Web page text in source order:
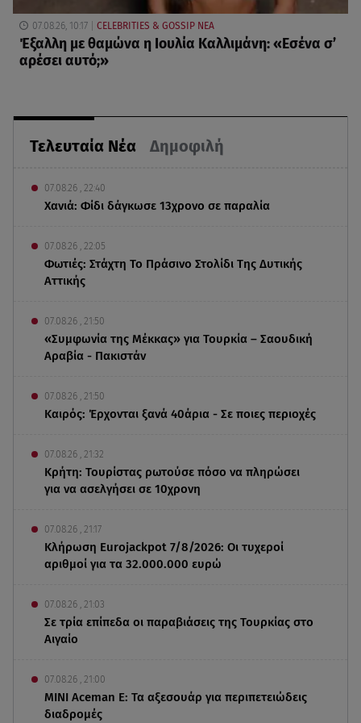
Τελευταία Νέα Δημοφιλή
07.08.26 , 22:40
Χανιά: Φίδι δάγκωσε 13χρονο σε παραλία
07.08.26 , 22:05
Φωτιές: Στάχτη Το Πράσινο Στολίδι Της Δυτικής
Αττικής
07.08.26 , 21:50
«Συμφωνία της Μέκκας» για Τουρκία – Σαουδική
Αραβία - Πακιστάν
07.08.26 , 21:50
Καιρός: Έρχονται ξανά 40άρια - Σε ποιες περιοχές
07.08.26 , 21:32
Κρήτη: Τουρίστας ρωτούσε πόσο να πληρώσει
για να ασελγήσει σε 10χρονη
07.08.26 , 21:17
Κλήρωση Eurojackpot 7/8/2026: Οι τυχεροί
αριθμοί για τα 32.000.000 ευρώ
07.08.26 , 21:03
Σε τρία επίπεδα οι παραβιάσεις της Τουρκίας στο
Αιγαίο
07.08.26 , 21:00
MINI Aceman E: Τα αξεσουάρ για περιπετειώδεις
διαδρομές
07.08.26, 10:17 CELEBRITIES & GOSSIP ΝΕΑ
Έξαλλη με θαμώνα η Ιουλία Καλλιμάνη: «Εσένα σ’
αρέσει αυτό;»